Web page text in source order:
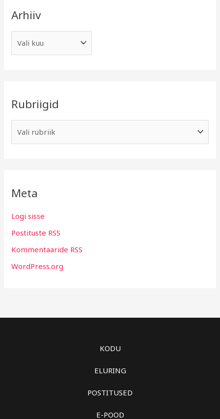
Arhiiv
Rubriigid
Meta
Logi sisse
Postituste RSS
Kommentaaride RSS
WordPress.org
KODU
ELURING
POSTITUSED
E-POOD